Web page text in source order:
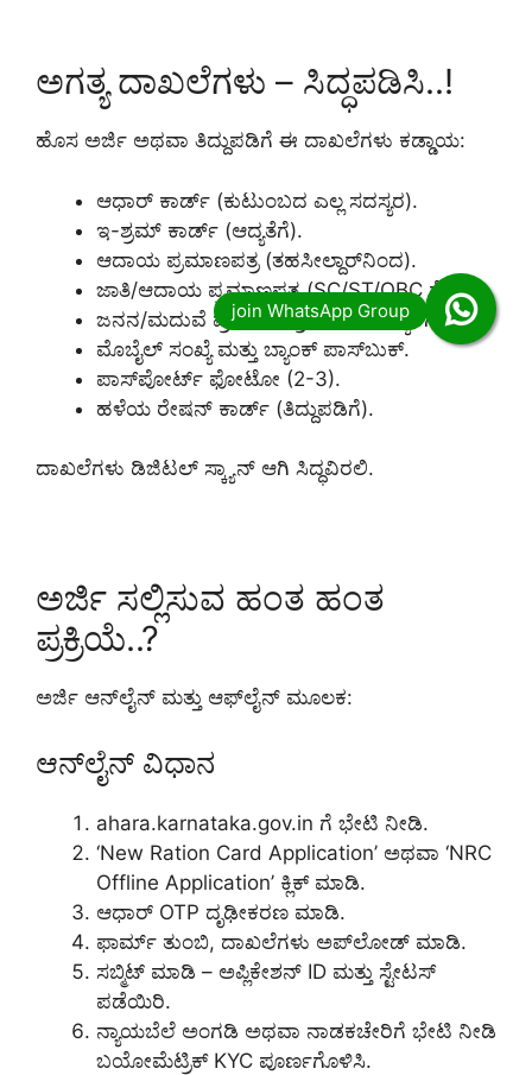
ಅಗತ್ಯ ದಾಖಲೆಗಳು – ಸಿದ್ಧಪಡಿಸಿ..!
ಹೊಸ ಅರ್ಜಿ ಅಥವಾ ತಿದ್ದುಪಡಿಗೆ ಈ ದಾಖಲೆಗಳು ಕಡ್ಡಾಯ:
ಆಧಾರ್ ಕಾರ್ಡ್ (ಕುಟುಂಬದ ಎಲ್ಲ ಸದಸ್ಯರ).
ಇ-ಶ್ರಮ್ ಕಾರ್ಡ್ (ಆದ್ಯತೆಗೆ).
ಆದಾಯ ಪ್ರಮಾಣಪತ್ರ (ತಹಸೀಲ್ದಾರ್‌ನಿಂದ).
ಜಾತಿ/ಆದಾಯ ಪ್ರಮಾಣಪತ್ರ (SC/ST/OBC ಗೆ).
ಜನನ/ಮದುವೆ ಪ್ರಮಾಣಪತ್ರ (ಹೊಸ ಸದಸ್ಯರಿಗೆ).
ಮೊಬೈಲ್ ಸಂಖ್ಯೆ ಮತ್ತು ಬ್ಯಾಂಕ್ ಪಾಸ್‌ಬುಕ್.
ಪಾಸ್‌ಪೋರ್ಟ್ ಫೋಟೋ (2-3).
ಹಳೆಯ ರೇಷನ್ ಕಾರ್ಡ್ (ತಿದ್ದುಪಡಿಗೆ).
ದಾಖಲೆಗಳು ಡಿಜಿಟಲ್ ಸ್ಕ್ಯಾನ್ ಆಗಿ ಸಿದ್ಧವಿರಲಿ.
ಅರ್ಜಿ ಸಲ್ಲಿಸುವ ಹಂತ ಹಂತ
ಪ್ರಕ್ರಿಯೆ..?
ಅರ್ಜಿ ಆನ್‌ಲೈನ್ ಮತ್ತು ಆಫ್‌ಲೈನ್ ಮೂಲಕ:
ಆನ್‌ಲೈನ್ ವಿಧಾನ
ahara.karnataka.gov.in ಗೆ ಭೇಟಿ ನೀಡಿ.
‘New Ration Card Application’ ಅಥವಾ ‘NRC
Offline Application’ ಕ್ಲಿಕ್ ಮಾಡಿ.
ಆಧಾರ್ OTP ದೃಢೀಕರಣ ಮಾಡಿ.
ಫಾರ್ಮ್ ತುಂಬಿ, ದಾಖಲೆಗಳು ಅಪ್‌ಲೋಡ್ ಮಾಡಿ.
ಸಬ್ಮಿಟ್ ಮಾಡಿ – ಅಪ್ಲಿಕೇಶನ್ ID ಮತ್ತು ಸ್ಟೇಟಸ್
ಪಡೆಯಿರಿ.
ನ್ಯಾಯಬೆಲೆ ಅಂಗಡಿ ಅಥವಾ ನಾಡಕಚೇರಿಗೆ ಭೇಟಿ ನೀಡಿ
ಬಯೋಮೆಟ್ರಿಕ್ KYC ಪೂರ್ಣಗೊಳಿಸಿ.